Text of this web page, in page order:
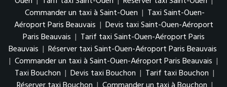
Commander un taxi à Saint-Ouen | Taxi Saint-Ouen-
Aéroport Paris Beauvais | Devis taxi Saint-Ouen-Aéroport
Paris Beauvais | Tarif taxi Saint-Ouen-Aéroport Paris
Beauvais | Réserver taxi Saint-Ouen-Aéroport Paris Beauvais
| Commander un taxi à Saint-Ouen-Aéroport Paris Beauvais |
Taxi Bouchon | Devis taxi Bouchon | Tarif taxi Bouchon |